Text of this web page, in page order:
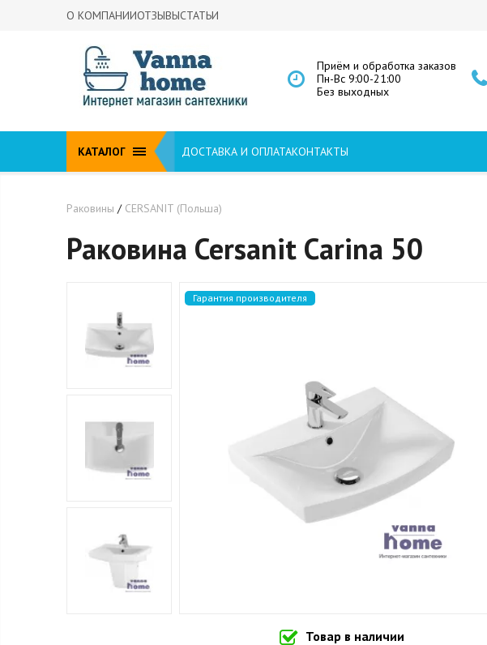
О КОМПАНИИОТЗЫВЫСТАТЬИ
Приём и обработка заказов
Пн-Вс 9:00-21:00
Без выходных
КАТАЛОГ ДОСТАВКА И ОПЛАТАКОНТАКТЫ
Раковины / CERSANIT (Польша)
Раковина Cersanit Carina 50
Гарантия производителя
Товар в наличии